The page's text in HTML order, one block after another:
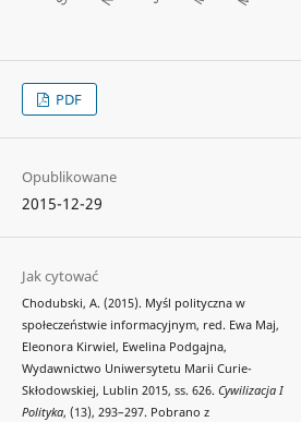
PDF
Opublikowane
2015-12-29
Jak cytować
Chodubski, A. (2015). Myśl polityczna w
społeczeństwie informacyjnym, red. Ewa Maj,
Eleonora Kirwiel, Ewelina Podgajna,
Wydawnictwo Uniwersytetu Marii Curie-
Skłodowskiej, Lublin 2015, ss. 626. Cywilizacja I
Polityka, (13), 293–297. Pobrano z